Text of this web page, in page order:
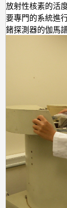
放射性核素的活
要專門的系統進
鍺探測器的伽馬